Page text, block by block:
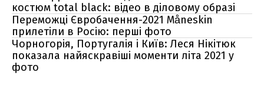
костюм total black: відео в діловому образі
Переможці Євробачення-2021 Måneskin
прилетіли в Росію: перші фото
Чорногорія, Португалія і Київ: Леся Нікітюк
показала найяскравіші моменти літа 2021 у
фото